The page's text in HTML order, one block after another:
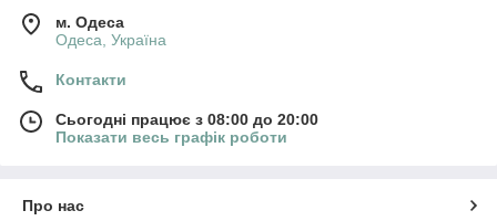
м. Одеса
Одеса, Україна
Контакти
Сьогодні працює з 08:00 до 20:00
Показати весь графік роботи
Про нас